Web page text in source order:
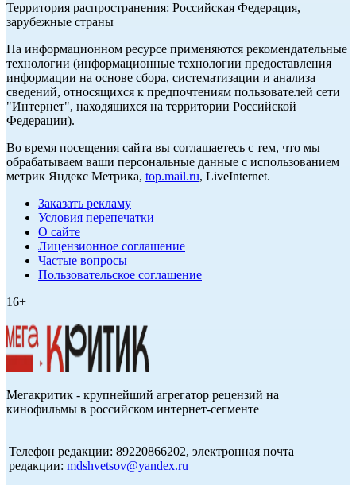
Территория распространения: Российская Федерация,
зарубежные страны
На информационном ресурсе применяются рекомендательные
технологии (информационные технологии предоставления
информации на основе сбора, систематизации и анализа
сведений, относящихся к предпочтениям пользователей сети
"Интернет", находящихся на территории Российской
Федерации).
Во время посещения сайта вы соглашаетесь с тем, что мы
обрабатываем ваши персональные данные с использованием
метрик Яндекс Метрика, top.mail.ru, LiveInternet.
Заказать рекламу
Условия перепечатки
О сайте
Лицензионное соглашение
Частые вопросы
Пользовательское соглашение
16+
Мегакритик - крупнейший агрегатор рецензий на
кинофильмы в российском интернет-сегменте
Телефон редакции: 89220866202, электронная почта
редакции: mdshvetsov@yandex.ru